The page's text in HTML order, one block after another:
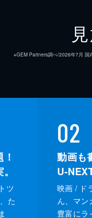
※GEM Partners調べ/2026年7⽉ 国
ツ
た
02
動画も
U-
映画 / ド
ん、マン
豊富にラ